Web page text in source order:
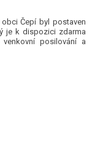
Čepí byl postaven
je k dispozici zdarma
posilování a